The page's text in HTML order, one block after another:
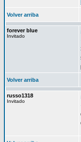
Volver arriba
forever blue
Invitado
Volver arriba
russo1318
Invitado